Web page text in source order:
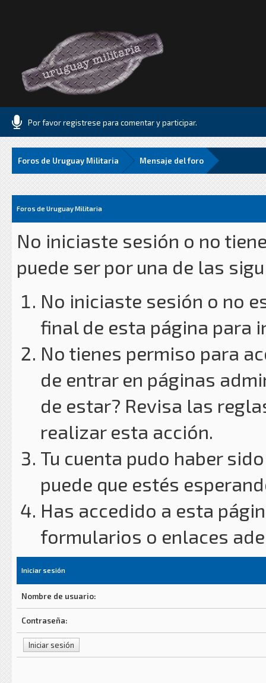
Por favor registrese para comentar y participar.
Foros de Uruguay Militaria Mensaje del foro
Foros de Uruguay Militaria
No iniciaste sesión o no
puede ser por una de las
No iniciaste sesión o no
final de esta página para
No tienes permiso para
de entrar en páginas
de estar? Revisa las
realizar esta acción.
Tu cuenta pudo haber
puede que estés
Has accedido a esta
formularios o enlaces
Iniciar sesión
Nombre de usuario:
Contraseña: